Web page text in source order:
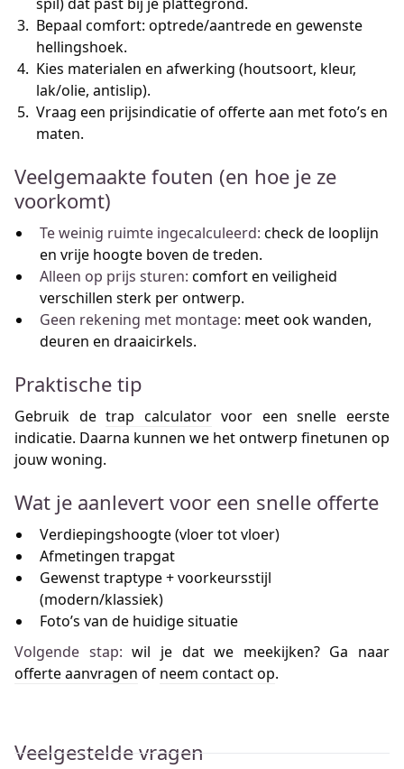
Bepaal comfort: optrede/aantrede en gewenste
hellingshoek.
Kies materialen en afwerking (houtsoort, kleur,
lak/olie, antislip).
Vraag een prijsindicatie of offerte aan met foto’s en
maten.
Veelgemaakte fouten (en hoe je ze
voorkomt)
Te weinig ruimte ingecalculeerd: check de looplijn
en vrije hoogte boven de treden.
Alleen op prijs sturen: comfort en veiligheid
verschillen sterk per ontwerp.
Geen rekening met montage: meet ook wanden,
deuren en draaicirkels.
Praktische tip
Gebruik detrap calculatorvoor een snelle eerste
indicatie. Daarna kunnen we het ontwerp finetunen op
jouw woning.
Wat je aanlevert voor een snelle offerte
Verdiepingshoogte (vloer tot vloer)
Afmetingen trapgat
Gewenst traptype + voorkeursstijl
(modern/klassiek)
Foto’s van de huidige situatie
Volgende stap: wil je dat we meekijken? Ga naar
offerte aanvragen of neem contact op.
Veelgestelde vragen